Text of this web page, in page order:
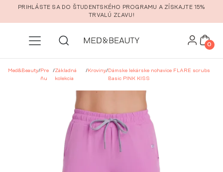
Prejsť na hlavný obsah
PRIHLÁSTE SA DO ŠTUDENTSKÉHO PROGRAMU A ZÍSKAJTE 15%
TRVALÚ ZĽAVU!
0
Med&Beauty/Pre
ňu
/Základná
kolekcia
/Kroviny/Dámske lekárske nohavice FLARE scrubs
Basic PINK KISS